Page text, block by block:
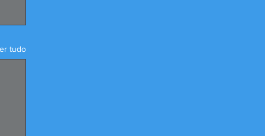
tudo